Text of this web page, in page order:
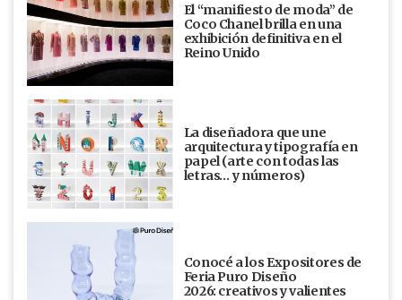
El “manifiesto de moda” de
Coco Chanel brilla en una
exhibición definitiva en el
Reino Unido
La diseñadora que une
arquitectura y tipografía en
papel (arte con todas las
letras… y números)
Conocé a los Expositores de
Feria Puro Diseño
2026: creativos y valientes